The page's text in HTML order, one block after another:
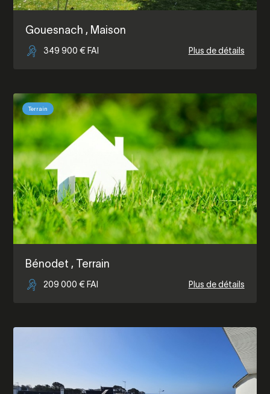
Gouesnach , Maison
349 900 € FAI Plus de détails
Terrain
Bénodet , Terrain
209 000 € FAI Plus de détails